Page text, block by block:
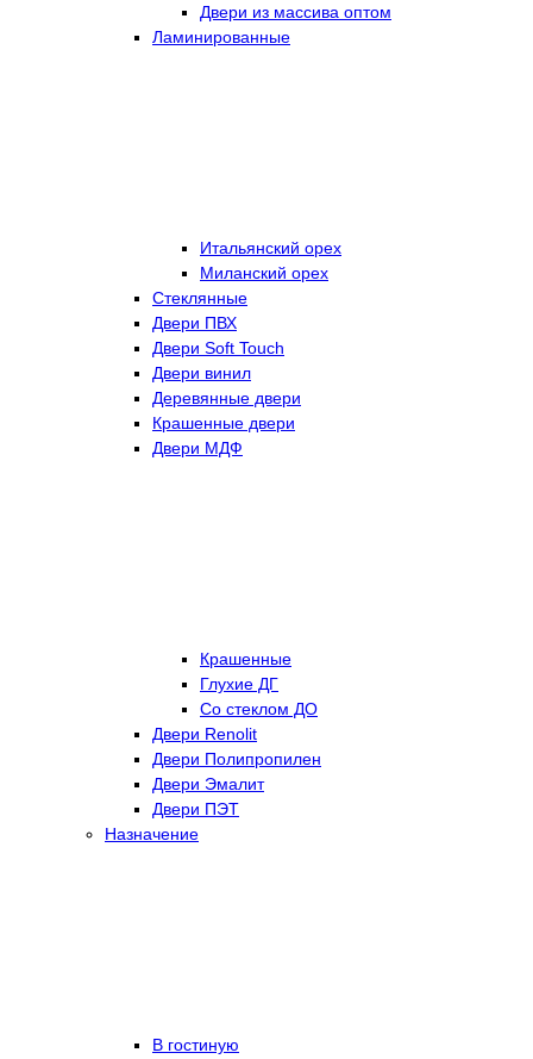
Двери из массива оптом
Ламинированные
Итальянский орех
Миланский орех
Стеклянные
Двери ПВХ
Двери Soft Touch
Двери винил
Деревянные двери
Крашенные двери
Двери МДФ
Крашенные
Глухие ДГ
Со стеклом ДО
Двери Renolit
Двери Полипропилен
Двери Эмалит
Двери ПЭТ
Назначение
В гостиную